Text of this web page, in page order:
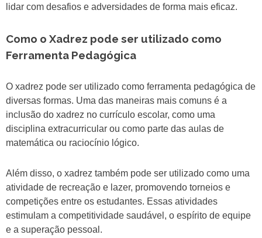
lidar com desafios e adversidades de forma mais eficaz.
Como o Xadrez pode ser utilizado como
Ferramenta Pedagógica
O xadrez pode ser utilizado como ferramenta pedagógica de
diversas formas. Uma das maneiras mais comuns é a
inclusão do xadrez no currículo escolar, como uma
disciplina extracurricular ou como parte das aulas de
matemática ou raciocínio lógico.
Além disso, o xadrez também pode ser utilizado como uma
atividade de recreação e lazer, promovendo torneios e
competições entre os estudantes. Essas atividades
estimulam a competitividade saudável, o espírito de equipe
e a superação pessoal.